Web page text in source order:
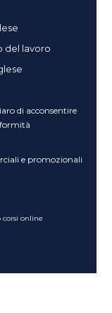
del lavoro
di acconsentire
e promozionali
corsi online